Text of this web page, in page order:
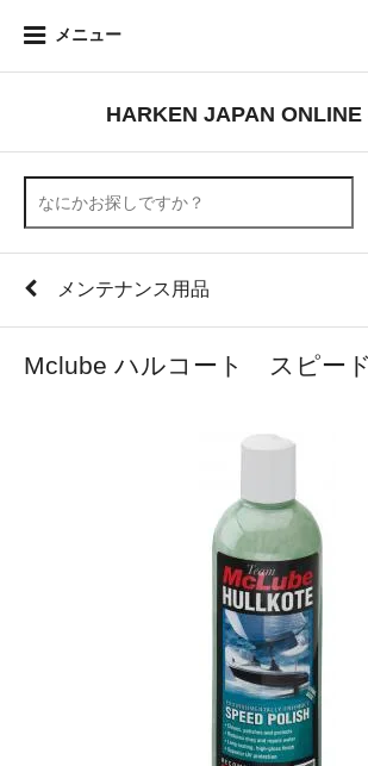
メニュー
HARKEN JAPAN ONLINE
メンテナンス用品
Mclube ハルコート スピー